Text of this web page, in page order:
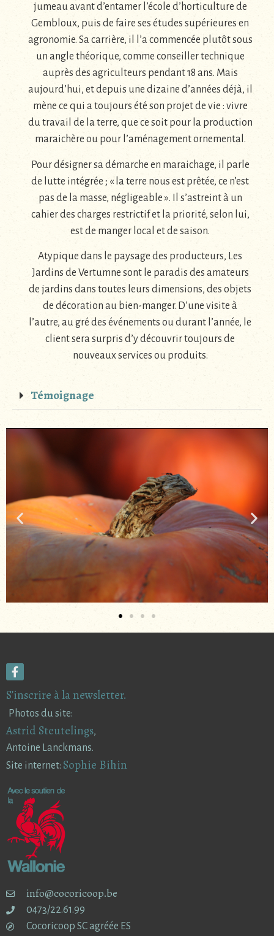
jumeau avant d’entamer l’école d’horticulture de
Gembloux, puis de faire ses études supérieures en
agronomie. Sa carrière, il l’a commencée plutôt sous
un angle théorique, comme conseiller technique
auprès des agriculteurs pendant 18 ans. Mais
aujourd’hui, et depuis une dizaine d’années déjà, il
mène ce qui a toujours été son projet de vie : vivre
du travail de la terre, que ce soit pour la production
maraichère ou pour l’aménagement ornemental.
Pour désigner sa démarche en maraichage, il parle
de lutte intégrée ; « la terre nous est prêtée, ce n’est
pas de la masse, négligeable ». Il s’astreint à un
cahier des charges restrictif et la priorité, selon lui,
est de manger local et de saison.
Atypique dans le paysage des producteurs, Les
Jardins de Vertumne sont le paradis des amateurs
de jardins dans toutes leurs dimensions, des objets
de décoration au bien-manger. D’une visite à
l’autre, au gré des événements ou durant l’année, le
client sera surpris d’y découvrir toujours de
nouveaux services ou produits.
Témoignage
S’inscrire à la newsletter.
Photos du site:
Astrid Steutelings,
Antoine Lanckmans.
Site internet: Sophie Bihin
info@cocoricoop.be
0473/22.61.99
Cocoricoop SC agréée ES